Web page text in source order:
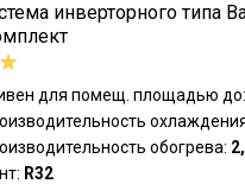
инверторного типа
для помещ. площадью до:
обогрева:
R32